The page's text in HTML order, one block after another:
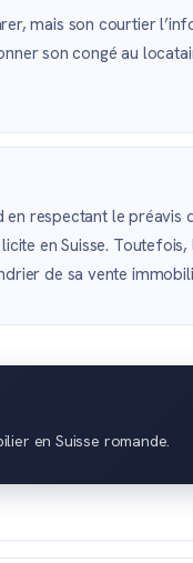
mais son courtier
son congé au
respectant le préavis
en Suisse.
de sa vente
en Suisse romande.